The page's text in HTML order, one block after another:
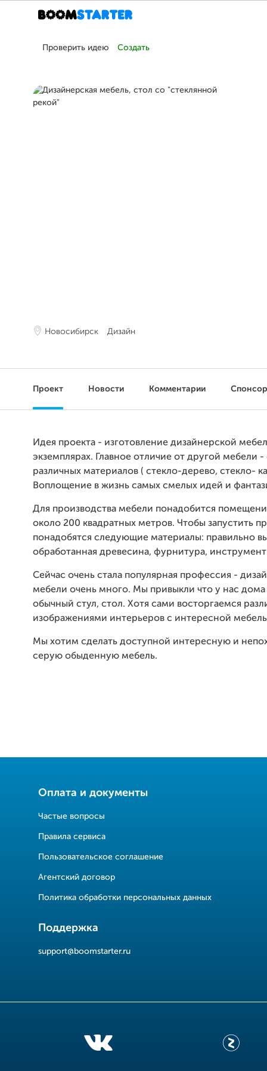
Проверить идею Создать
Новосибирск Дизайн
Проект Новости Комментарии
Идея проекта - изготовление дизайнерской
экземплярах. Главное отличие от другой мебели -
различных материалов ( стекло-дерево, стекло-
Воплощение в жизнь самых смелых идей и
Для производства мебели понадобится
около 200 квадратных метров. Чтобы запустить
понадобятся следующие материалы: правильно
обработанная древесина, фурнитура,
Сейчас очень стала популярная профессия -
мебели очень много. Мы привыкли что у нас дома
обычный стул, стол. Хотя сами восторгаемся
изображениями интерьеров с интересной
Мы хотим сделать доступной интересную и
серую обыденную мебель.
Оплата и документы
Частые вопросы
Правила сервиса
Пользовательское соглашение
Агентский договор
Политика обработки персональных данных
Поддержка
support@boomstarter.ru